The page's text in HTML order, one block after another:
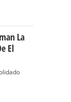
La
El